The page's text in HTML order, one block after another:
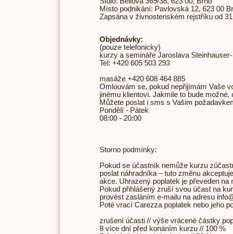
Místo podnikání: Pavlovská 12, 623 00
Zapsána v živnostenském rejstříku od
Objednávky:
(pouze telefonicky)
kurzy a semináře Jaroslava
Tel: +420 605 503 293
masáže +420 608 464 885
Omlouvám se, pokud nepřijímám Vaše
jinému klientovi. Jakmile to bude možné,
Můžete poslat i sms s Vašim
Pondělí - Pátek
08:00 - 20:00
Storno podmínky:
Pokud se účastník nemůže kurzu
poslat náhradníka – tuto změnu
akce. Uhrazený poplatek je převeden na
Pokud přihlášený zruší svou účast na
provést zasláním e-mailu na adresu
Poté vrací Carezza poplatek nebo jeho
zrušení účasti // výše vrácené částky
8 více dní před konáním kurzu // 100 %